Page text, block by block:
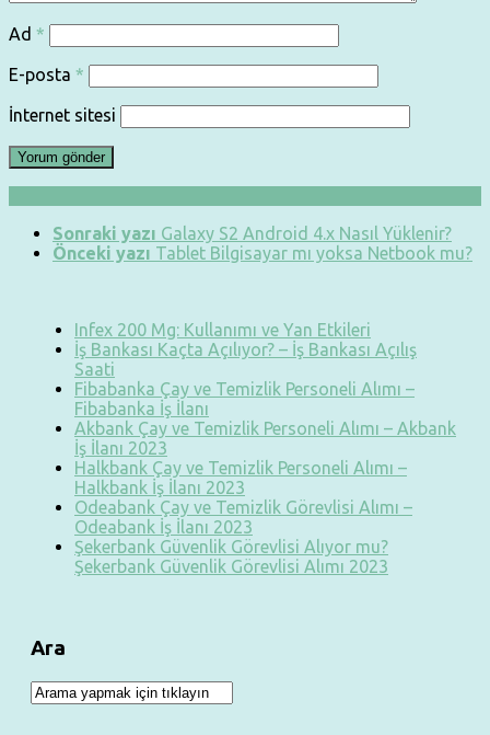
Ad *
E-posta *
İnternet sitesi
Sonraki yazı Galaxy S2 Android 4.x Nasıl Yüklenir?
Önceki yazı Tablet Bilgisayar mı yoksa Netbook mu?
Infex 200 Mg: Kullanımı ve Yan Etkileri
İş Bankası Kaçta Açılıyor? – İş Bankası Açılış
Saati
Fibabanka Çay ve Temizlik Personeli Alımı –
Fibabanka İş İlanı
Akbank Çay ve Temizlik Personeli Alımı – Akbank
İş İlanı 2023
Halkbank Çay ve Temizlik Personeli Alımı –
Halkbank İş İlanı 2023
Odeabank Çay ve Temizlik Görevlisi Alımı –
Odeabank İş İlanı 2023
Şekerbank Güvenlik Görevlisi Alıyor mu?
Şekerbank Güvenlik Görevlisi Alımı 2023
Ara